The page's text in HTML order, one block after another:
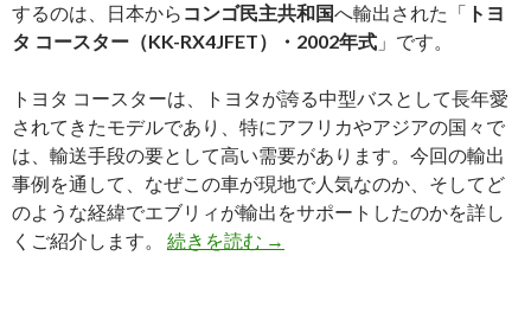
するのは、日本から コンゴ民主共和国へ輸出された「 トヨ
タ コースター（KK-RX4JFET）・2002年式 」です。
トヨタ コースターは、トヨタが誇る中型バスとして長年愛
されてきたモデルであり、特にアフリカやアジアの国々で
は、輸送手段の要として高い需要があります。今回の輸出
事例を通して、なぜこの車が現地で人気なのか、そしてど
のような経緯でエブリィが輸出をサポートしたのかを詳し
くご紹介します。 続きを読む 【買
→